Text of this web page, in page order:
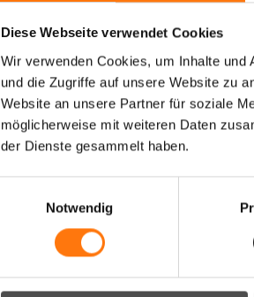
Diese Webseite verwendet Cookies
Wir verwenden Cookies, um Inhalte
und die Zugriffe auf unsere Website zu
Website an unsere Partner für soziale
möglicherweise mit weiteren Daten
der Dienste gesammelt haben.
Notwendig